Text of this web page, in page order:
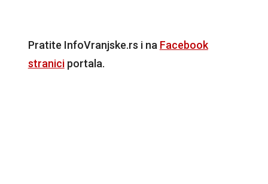
Pratite InfoVranjske.rs i na Facebook
straniciportala.